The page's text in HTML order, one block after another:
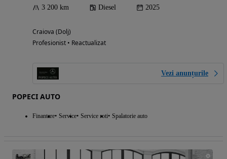
3 200 km Diesel 2025
Craiova (Dolj)
Profesionist • Reactualizat
Vezi anunțurile
POPECI AUTO
Finantare Service Service roti Spalatorie auto